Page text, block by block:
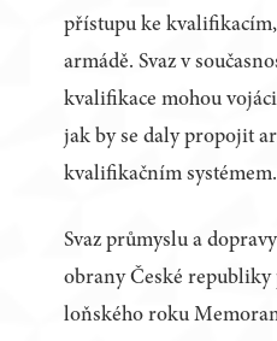
přístupu ke
armádě. Svaz v
kvalifikace mohou
jak by se daly propojit
kvalifikačním systémem.
Svaz průmyslu a
obrany České republiky
loňského roku